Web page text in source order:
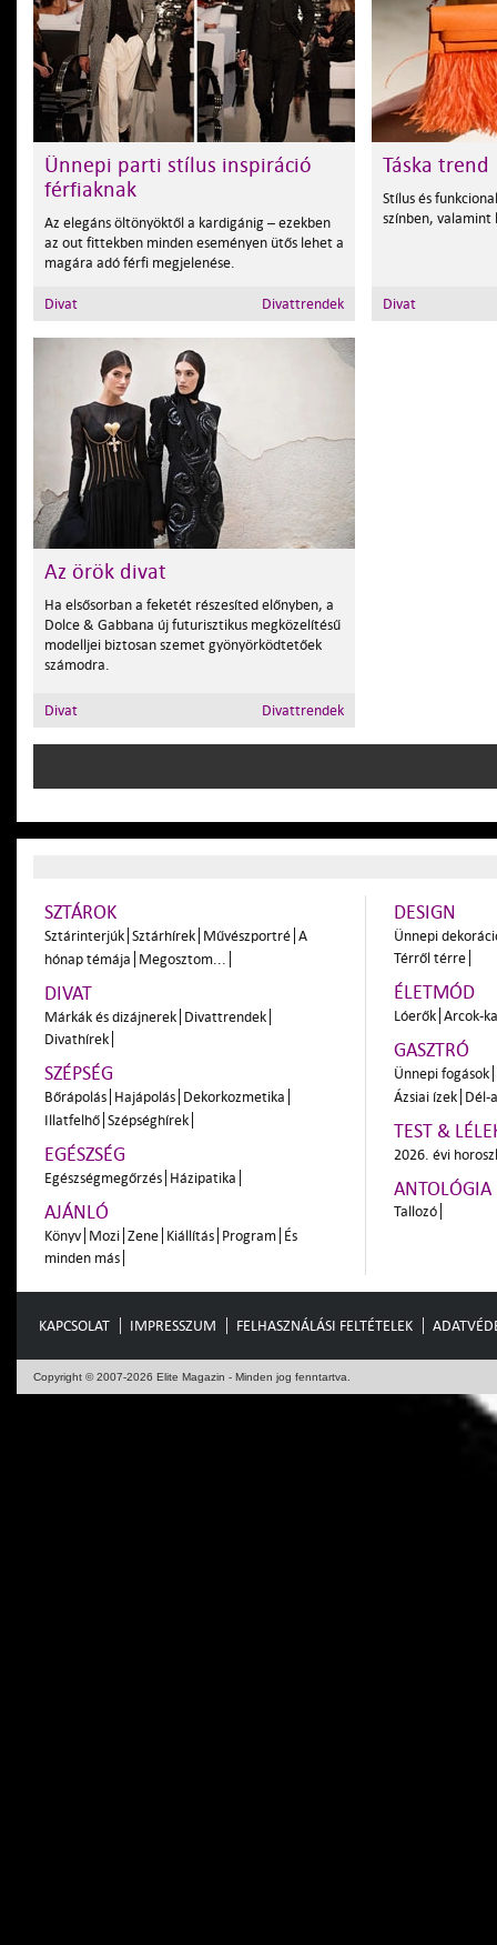
Ünnepi parti stílus inspiráció
férfiaknak
Az elegáns öltönyöktől a kardigánig – ezekben
az out fittekben minden eseményen ütős lehet a
magára adó férfi megjelenése.
Divat Divattrendek
Táska trend
Stílus és
színben, valamint
Divat
Az örök divat
Ha elsősorban a feketét részesíted előnyben, a
Dolce & Gabbana új futurisztikus megközelítésű
modelljei biztosan szemet gyönyörködtetőek
számodra.
Divat Divattrendek
SZTÁROK
Sztárinterjúk Sztárhírek Művészportré A
hónap témája Megosztom...
DIVAT
Márkák és dizájnerek Divattrendek
Divathírek
SZÉPSÉG
Bőrápolás Hajápolás Dekorkozmetika
Illatfelhő Szépséghírek
EGÉSZSÉG
Egészségmegőrzés Házipatika
AJÁNLÓ
Könyv Mozi Zene Kiállítás Program És
minden más
DESIGN
Ünnepi
Térről térre
ÉLETMÓD
Lóerők Arcok-
GASZTRÓ
Ünnepi fogások
Ázsiai ízek Dél-
TEST &
2026. évi
ANTOLÓGIA
Tallozó
KAPCSOLAT IMPRESSZUM FELHASZNÁLÁSI FELTÉTELEK
Copyright © 2007-2026 Elite Magazin - Minden jog fenntartva.